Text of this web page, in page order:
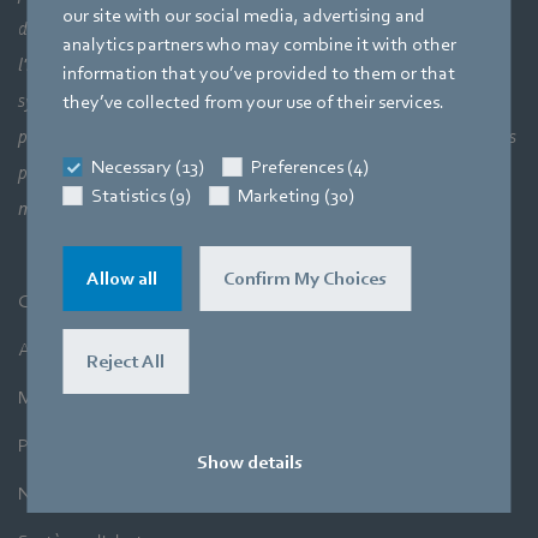
our site with our social media, advertising and
analytics partners who may combine it with other
information that you’ve provided to them or that
they’ve collected from your use of their services.
Necessary (13)
Preferences (4)
Statistics (9)
Marketing (30)
Allow all Confirm My Choices
Reject All
Show details
d’ensemble : les liaisons entre les éléments aérauliques et donc
l'interaction parfaite entre la technologie des moteurs, les
systèmes électroniques et la technologie des fluides. Nos trois
principaux atouts sont directement liés les uns aux autres dans nos
produits. En effet, l’objectif est toujours d’utiliser l’air et le
mouvement avec une efficacité maximale.
CGV
Achats
Mentions légales
Protection des données
Newsletter